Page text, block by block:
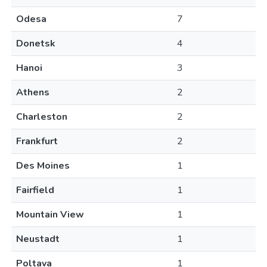
Odesa
7
Donetsk
4
Hanoi
3
Athens
2
Charleston
2
Frankfurt
2
Des Moines
1
Fairfield
1
Mountain View
1
Neustadt
1
Poltava
1